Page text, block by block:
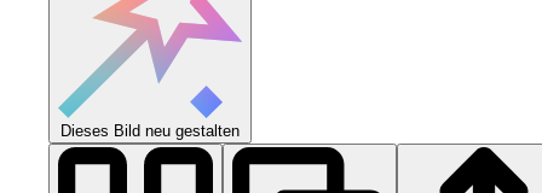
Dieses Bild neu gestalten